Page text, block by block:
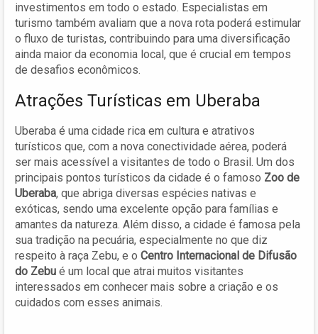
investimentos em todo o estado. Especialistas em
turismo também avaliam que a nova rota poderá estimular
o fluxo de turistas, contribuindo para uma diversificação
ainda maior da economia local, que é crucial em tempos
de desafios econômicos.
Atrações Turísticas em Uberaba
Uberaba é uma cidade rica em cultura e atrativos
turísticos que, com a nova conectividade aérea, poderá
ser mais acessível a visitantes de todo o Brasil. Um dos
principais pontos turísticos da cidade é o famoso Zoo de
Uberaba, que abriga diversas espécies nativas e
exóticas, sendo uma excelente opção para famílias e
amantes da natureza. Além disso, a cidade é famosa pela
sua tradição na pecuária, especialmente no que diz
respeito à raça Zebu, e o Centro Internacional de Difusão
do Zebu é um local que atrai muitos visitantes
interessados em conhecer mais sobre a criação e os
cuidados com esses animais.